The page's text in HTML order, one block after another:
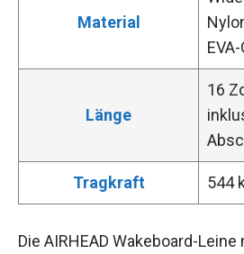
Material
Länge
16
Tragkraft 544
Die AIRHEAD Wakeboard-